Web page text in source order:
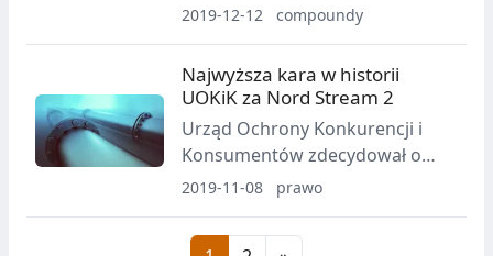
2019. To nowa inicjatywa
do Polski zaproszono ponad 80
komponentów do sprzętu AGD z
regionu EMEA.
2019-12-12 compoundy
Najwyższa kara w historii
UOKiK za Nord Stream 2
Urząd Ochrony Konkurencji i
Konsumentów zdecydował o
nałożeniu najwyższej kary w
będzie musiała zapłacić firma
2019-11-08 prawo